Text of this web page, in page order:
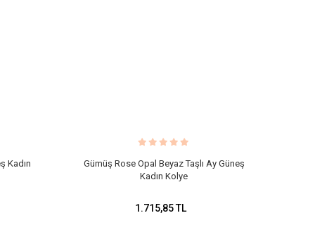
Kadın
Gümüş Rose Opal Beyaz Taşlı Ay Güneş
Kadın Kolye
1.715,85 TL